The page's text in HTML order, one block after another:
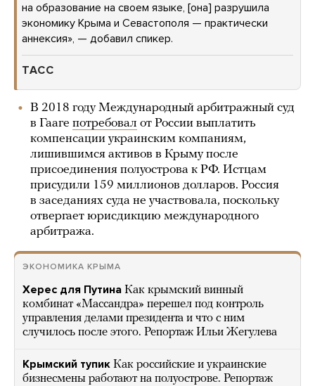
на образование на своем языке, [она] разрушила
экономику Крыма и Севастополя — практически
аннексия», — добавил спикер.
ТАСС
В 2018 году Международный арбитражный суд
в Гааге потребовал от России выплатить
компенсации украинским компаниям,
лишившимся активов в Крыму после
присоединения полуострова к РФ. Истцам
присудили 159 миллионов долларов. Россия
в заседаниях суда не участвовала, поскольку
отвергает юрисдикцию международного
арбитража.
ЭКОНОМИКА КРЫМА
Херес для Путина Как крымский винный
комбинат «Массандра» перешел под контроль
управления делами президента и что с ним
случилось после этого. Репортаж Ильи Жегулева
Крымский тупик Как российские и украинские
бизнесмены работают на полуострове. Репортаж